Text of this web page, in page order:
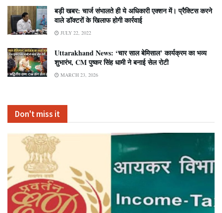
बड़ी खबर: चार्ज संभालते ही ये अधिकारी एक्शन में। प्रैक्टिस करने
वाले डॉक्टरों के खिलाफ होगी कार्रवाई
JULY 22, 2022
Uttarakhand News: ‘चार साल बेमिसाल’ कार्यक्रम का भव्य
शुभारंभ, CM पुष्कर सिंह धामी ने बनाई सेल रोटी
MARCH 23, 2026
Don't miss it